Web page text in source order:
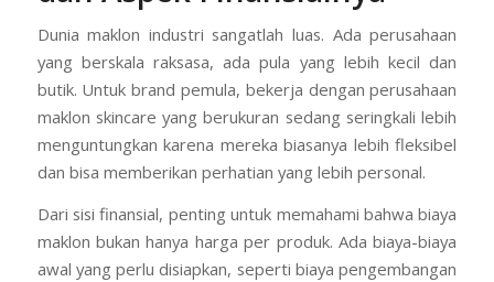
Dunia maklon industri sangatlah luas. Ada perusahaan
yang berskala raksasa, ada pula yang lebih kecil dan
butik. Untuk brand pemula, bekerja dengan perusahaan
maklon skincare yang berukuran sedang seringkali lebih
menguntungkan karena mereka biasanya lebih fleksibel
dan bisa memberikan perhatian yang lebih personal.
Dari sisi finansial, penting untuk memahami bahwa biaya
maklon bukan hanya harga per produk. Ada biaya-biaya
awal yang perlu disiapkan, seperti biaya pengembangan